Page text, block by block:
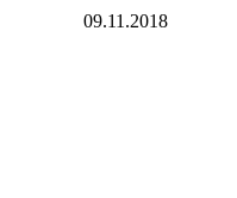
09.11.2018